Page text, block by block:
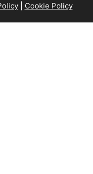
| Cookie Policy